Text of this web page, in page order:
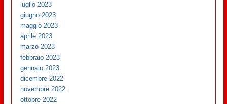
luglio 2023
giugno 2023
maggio 2023
aprile 2023
marzo 2023
febbraio 2023
gennaio 2023
dicembre 2022
novembre 2022
ottobre 2022